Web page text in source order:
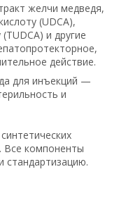
желчи медведя,
(UDCA),
и другие
действие.
для инъекций —
и
Все компоненты
стандартизацию.